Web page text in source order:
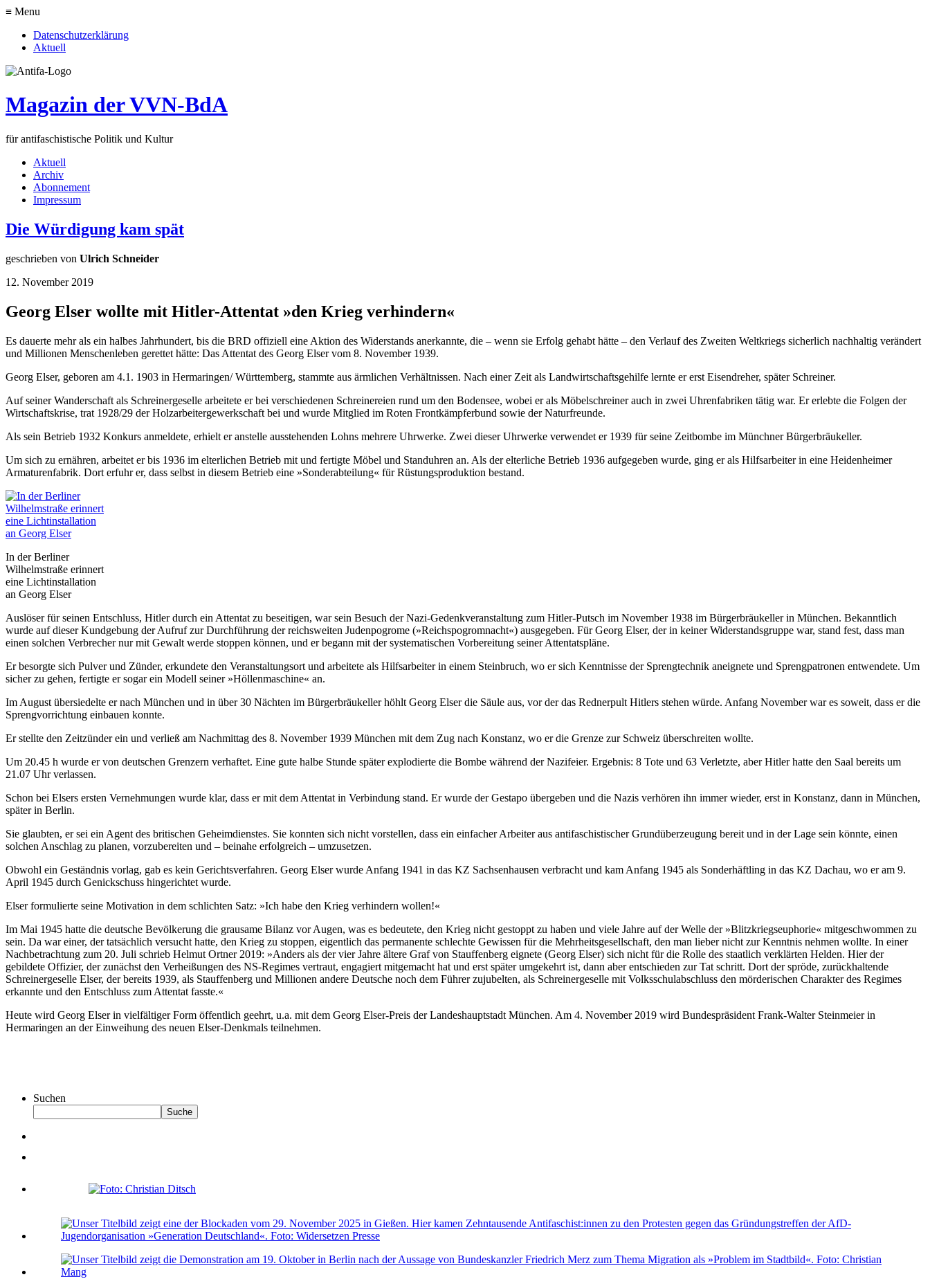
≡ Menu
Datenschutzerklärung
Aktuell
Magazin der VVN-BdA
für antifaschistische Politik und Kultur
Aktuell
Archiv
Abonnement
Impressum
Die Würdigung kam spät
geschrieben von Ulrich Schneider
12. November 2019
Georg Elser wollte mit Hitler-Attentat »den Krieg verhindern«
Es dauerte mehr als ein halbes Jahrhundert, bis die BRD offiziell eine Aktion des Widerstands anerkannte, die – wenn sie Erfolg gehabt hätte – den Verlauf des Zweiten Weltkriegs sicherlich nachhaltig verändert
und Millionen Menschenleben gerettet hätte: Das Attentat des Georg Elser vom 8. November 1939.
Georg Elser, geboren am 4.1. 1903 in Hermaringen/ Württemberg, stammte aus ärmlichen Verhältnissen. Nach einer Zeit als Landwirtschaftsgehilfe lernte er erst Eisendreher, später Schreiner.
Auf seiner Wanderschaft als Schreinergeselle arbeitete er bei verschiedenen Schreinereien rund um den Bodensee, wobei er als Möbelschreiner auch in zwei Uhrenfabriken tätig war. Er erlebte die Folgen der
Wirtschaftskrise, trat 1928/29 der Holzarbeitergewerkschaft bei und wurde Mitglied im Roten Frontkämpferbund sowie der Naturfreunde.
Als sein Betrieb 1932 Konkurs anmeldete, erhielt er anstelle ausstehenden Lohns mehrere Uhrwerke. Zwei dieser Uhrwerke verwendet er 1939 für seine Zeitbombe im Münchner Bürgerbräukeller.
Um sich zu ernähren, arbeitet er bis 1936 im elterlichen Betrieb mit und fertigte Möbel und Standuhren an. Als der elterliche Betrieb 1936 aufgegeben wurde, ging er als Hilfsarbeiter in eine Heidenheimer
Armaturenfabrik. Dort erfuhr er, dass selbst in diesem Betrieb eine »Sonderabteilung« für Rüstungsproduktion bestand.
In der Berliner
Wilhelmstraße erinnert
eine Lichtinstallation
an Georg Elser
Auslöser für seinen Entschluss, Hitler durch ein Attentat zu beseitigen, war sein Besuch der Nazi-Gedenkveranstaltung zum Hitler-Putsch im November 1938 im Bürgerbräukeller in München. Bekanntlich
wurde auf dieser Kundgebung der Aufruf zur Durchführung der reichsweiten Judenpogrome (»Reichspogromnacht«) ausgegeben. Für Georg Elser, der in keiner Widerstandsgruppe war, stand fest, dass man
einen solchen Verbrecher nur mit Gewalt werde stoppen können, und er begann mit der systematischen Vorbereitung seiner Attentatspläne.
Er besorgte sich Pulver und Zünder, erkundete den Veranstaltungsort und arbeitete als Hilfsarbeiter in einem Steinbruch, wo er sich Kenntnisse der Sprengtechnik aneignete und Sprengpatronen entwendete. Um
sicher zu gehen, fertigte er sogar ein Modell seiner »Höllenmaschine« an.
Im August übersiedelte er nach München und in über 30 Nächten im Bürgerbräukeller höhlt Georg Elser die Säule aus, vor der das Rednerpult Hitlers stehen würde. Anfang November war es soweit, dass er die
Sprengvorrichtung einbauen konnte.
Er stellte den Zeitzünder ein und verließ am Nachmittag des 8. November 1939 München mit dem Zug nach Konstanz, wo er die Grenze zur Schweiz überschreiten wollte.
Um 20.45 h wurde er von deutschen Grenzern verhaftet. Eine gute halbe Stunde später explodierte die Bombe während der Nazifeier. Ergebnis: 8 Tote und 63 Verletzte, aber Hitler hatte den Saal bereits um
21.07 Uhr verlassen.
Schon bei Elsers ersten Vernehmungen wurde klar, dass er mit dem Attentat in Verbindung stand. Er wurde der Gestapo übergeben und die Nazis verhören ihn immer wieder, erst in Konstanz, dann in München,
später in Berlin.
Sie glaubten, er sei ein Agent des britischen Geheimdienstes. Sie konnten sich nicht vorstellen, dass ein einfacher Arbeiter aus antifaschistischer Grundüberzeugung bereit und in der Lage sein könnte, einen
solchen Anschlag zu planen, vorzubereiten und – beinahe erfolgreich – umzusetzen.
Obwohl ein Geständnis vorlag, gab es kein Gerichtsverfahren. Georg Elser wurde Anfang 1941 in das KZ Sachsenhausen verbracht und kam Anfang 1945 als Sonderhäftling in das KZ Dachau, wo er am 9.
April 1945 durch Genickschuss hingerichtet wurde.
Elser formulierte seine Motivation in dem schlichten Satz: »Ich habe den Krieg verhindern wollen!«
Im Mai 1945 hatte die deutsche Bevölkerung die grausame Bilanz vor Augen, was es bedeutete, den Krieg nicht gestoppt zu haben und viele Jahre auf der Welle der »Blitzkriegseuphorie« mitgeschwommen zu
sein. Da war einer, der tatsächlich versucht hatte, den Krieg zu stoppen, eigentlich das permanente schlechte Gewissen für die Mehrheitsgesellschaft, den man lieber nicht zur Kenntnis nehmen wollte. In einer
Nachbetrachtung zum 20. Juli schrieb Helmut Ortner 2019: »Anders als der vier Jahre ältere Graf von Stauffenberg eignete (Georg Elser) sich nicht für die Rolle des staatlich verklärten Helden. Hier der
gebildete Offizier, der zunächst den Verheißungen des NS-Regimes vertraut, engagiert mitgemacht hat und erst später umgekehrt ist, dann aber entschieden zur Tat schritt. Dort der spröde, zurückhaltende
Schreinergeselle Elser, der bereits 1939, als Stauffenberg und Millionen andere Deutsche noch dem Führer zujubelten, als Schreinergeselle mit Volksschulabschluss den mörderischen Charakter des Regimes
erkannte und den Entschluss zum Attentat fasste.«
Heute wird Georg Elser in vielfältiger Form öffentlich geehrt, u.a. mit dem Georg Elser-Preis der Landeshauptstadt München. Am 4. November 2019 wird Bundespräsident Frank-Walter Steinmeier in
Hermaringen an der Einweihung des neuen Elser-Denkmals teilnehmen.
Suchen
Suche